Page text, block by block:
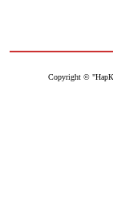
Copyright ©